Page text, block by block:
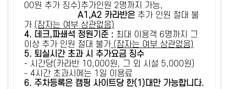
00원 추가 징수)추가인원 2명까지 가능,
A1,A2 카라반은 추가 인원 절대 불
가 (잠자는 여부 상관없음)
4. 데크,파쇄석 정원기준 : ​최대 이용객 6명까지 그
이상 추가 인원 절대 불가 (잠자는 여부 상관없음)
5. 퇴실시간 초과 시 추가요금 징수
- 시간당(카라반 10,000원, 그 외 시설 5,000원)
- 4시간 초과시에는 1일 이용료
6. 주차등록은 캠핑 사이트당 한(1)대만 가능합니다.